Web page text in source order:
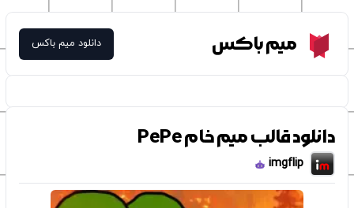
Meme Boxمیم باکس دانلود میم باکس
دانلود قالب میم خام PePe
imgflip